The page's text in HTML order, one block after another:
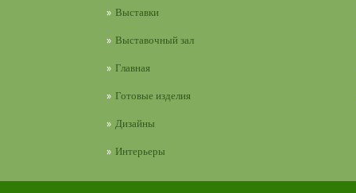
Выставки
Выставочный зал
Главная
Готовые изделия
Дизайны
Интерьеры